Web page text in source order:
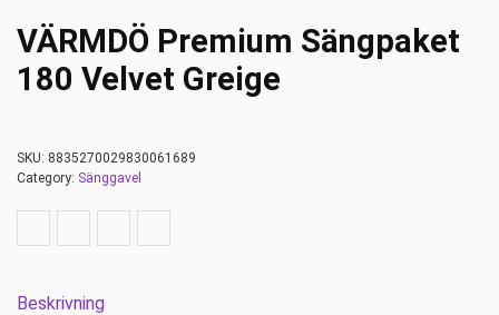
VÄRMDÖ Premium Sängpaket
180 Velvet Greige
SKU: 8835270029830061689
Category: Sänggavel
Beskrivning